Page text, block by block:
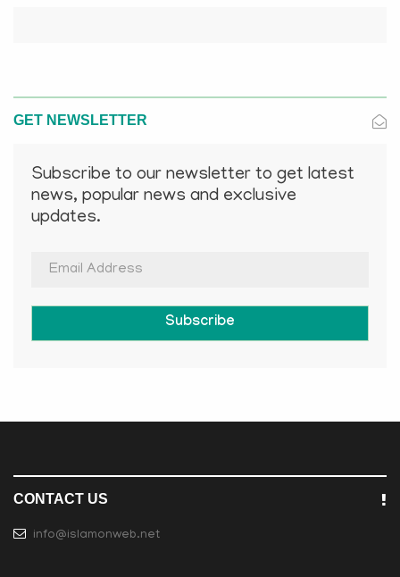
GET NEWSLETTER
Subscribe to our newsletter to get latest
news, popular news and exclusive
updates.
Subscribe
CONTACT US
info@islamonweb.net